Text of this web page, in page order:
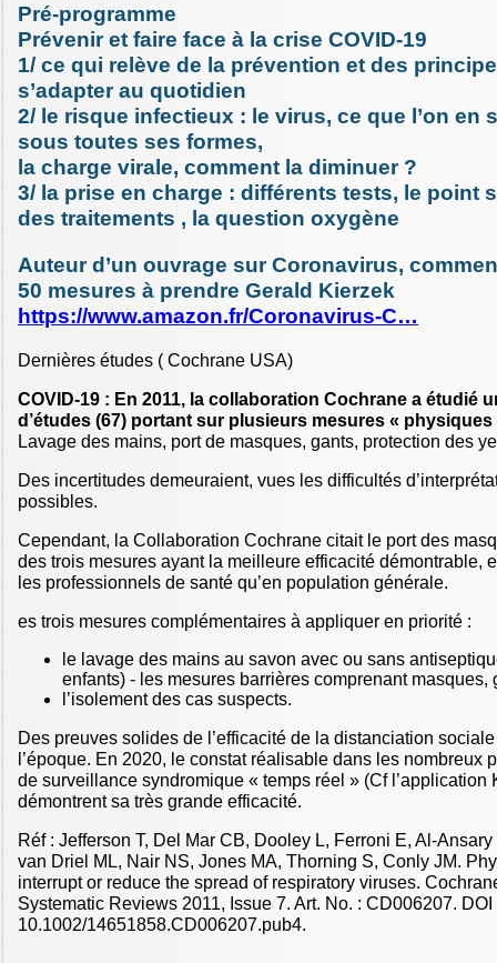
Pré-programme
Prévenir et faire face à la crise COVID-19
1/ ce qui relève de la prévention et des
s’adapter au quotidien
2/ le risque infectieux : le virus, ce que l’on en
sous toutes ses formes,
la charge virale, comment la diminuer ?
3/ la prise en charge : différents tests, le point
des traitements , la question oxygène
Auteur d’un ouvrage sur Coronavirus,
50 mesures à prendre Gerald Kierzek
https://www.amazon.fr/Coronavirus-C…
Dernières études ( Cochrane USA)
COVID-19 : En 2011, la collaboration Cochrane a étudié
d’études (67) portant sur plusieurs mesures «
Lavage des mains, port de masques, gants, protection des
Des incertitudes demeuraient, vues les difficultés
possibles.
Cependant, la Collaboration Cochrane citait le port des
des trois mesures ayant la meilleure efficacité démontrable,
les professionnels de santé qu’en population générale.
es trois mesures complémentaires à appliquer en priorité :
le lavage des mains au savon avec ou sans
enfants) - les mesures barrières comprenant masques,
l’isolement des cas suspects.
Des preuves solides de l’efficacité de la distanciation
l’époque. En 2020, le constat réalisable dans les nombreux
de surveillance syndromique « temps réel » (Cf l’application
démontrent sa très grande efficacité.
Réf : Jefferson T, Del Mar CB, Dooley L, Ferroni E,
van Driel ML, Nair NS, Jones MA, Thorning S, Conly JM.
interrupt or reduce the spread of respiratory viruses.
Systematic Reviews 2011, Issue 7. Art. No. : CD006207. DOI
10.1002/14651858.CD006207.pub4.